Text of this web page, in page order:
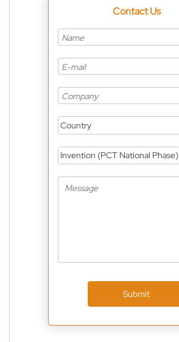
Contact Us
Country
Invention (PCT National Phase)
Submit